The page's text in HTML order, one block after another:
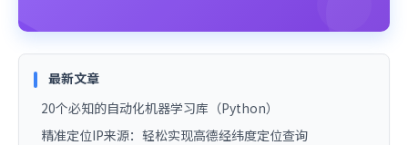
最新文章
20个必知的自动化机器学习库（Python）
精准定位IP来源：轻松实现高德经纬度定位查询